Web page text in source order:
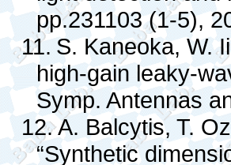
pp.231103 (1-5),
11.S. Kaneoka, W.
high-gain leaky-
Symp. Antennas
12.A. Balcytis, T.
“Synthetic